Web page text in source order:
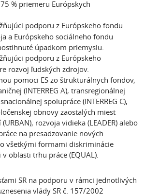
% priemeru Európskych
podporu z Európskeho fondu
a Európskeho sociálneho fondu
úpadkom priemyslu.
podporu z Európskeho
rozvoj ľudských zdrojov.
pomoci ES zo štrukturálnych fondov,
(INTERREG A), transregionálnej
spolupráce (INTERREG C),
obnovy zaostalých miest
rozvoja vidieka (LEADER) alebo
na presadzovanie nových
všetkými formami diskriminácie
oblasti trhu práce (EQUAL).
SR na podporu v rámci jednotlivých
vlády SR č. 157/2002